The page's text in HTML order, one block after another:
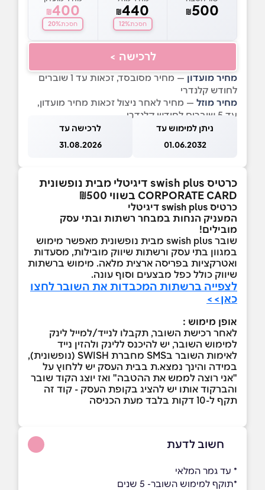
₪500
₪440
חסכת12%
₪400
חסכת20%
לרכישה >
מחיר מועדון
— מחיר מסובסד, זכאות עד 1 שוברים
לחודש קלנדרי
מחיר מוזל — מחיר לאחר ניצול זכאות מחיר מועדון,
עד 5 שוברים לחודש קלנדרי
ניתן למימוש עד
01.06.2032
לרכישה עד
31.08.2026
כרטיס swish plus דיגיטלי מבית נופשונית
CORPORATE CARD בשווי ₪500
כרטיס swish plus דיגיטלי
המעניק הנחות במבחר רשתות ובתי עסק
מובילים!
שובר swish plus מבית נופשונית
מאפשר מימוש
במגוון בתי עסק ורשתות שיווק מובילות, מסעדות
ואטרקציות בפריסה ארצית מלאה. מימוש ברשתות
שיווק כולל כפל מבצעים וסוף עונה.
לצפייה ברשתות המכבדות את השובר לחצו
כאן>>
אופן מימוש :
לאחר רכישת השובר, תקבלו לנייד/למייל לינק
למימוש השובר, יש להיכנס ללינק ולהזין נייד
לאימות השובר בSMS מחברת SWISH (נופשונית),
במידה והינך נמצא.ת בבית העסק יש ללחוץ על
"אני רוצה לממש את ההטבה" ואז יוצג הקוד שובר
והברקוד אותו יש להציג בקופת העסק - קוד זה
תקף ל-10 דקות בלבד מעת הכניסה
חשוב לדעת
* עד גמר המלאי
*תוקף למימוש השובר- 5 שנים